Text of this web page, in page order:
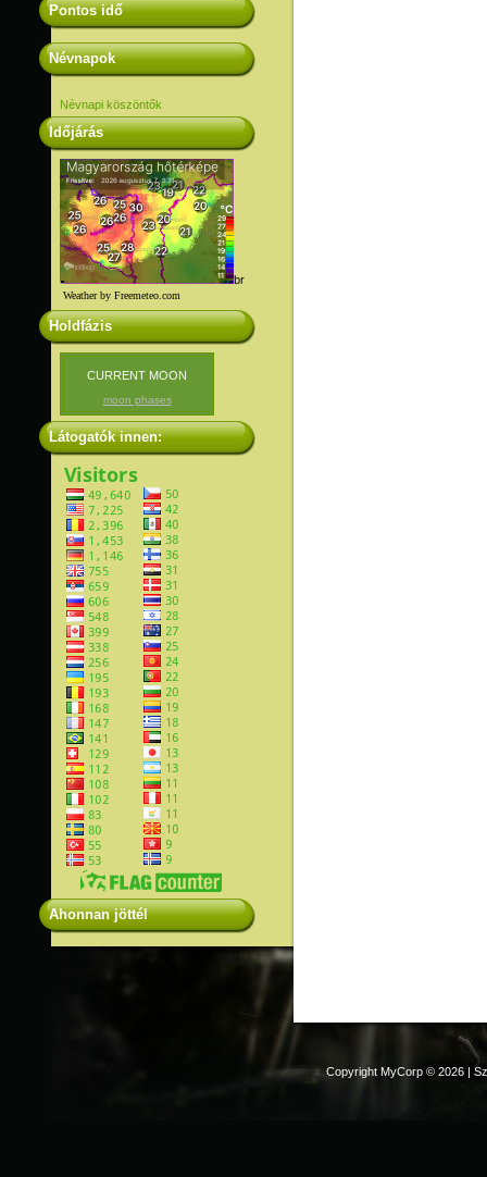
Pontos idő
Névnapok
Névnapi köszöntők
Időjárás
br
Weather by Freemeteo.com
Holdfázis
CURRENT MOON
moon phases
Látogatók innen:
Ahonnan jöttél
Copyright MyCorp © 2026 |